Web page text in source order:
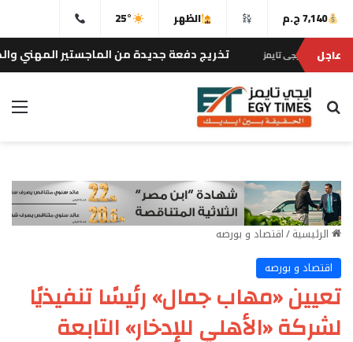
7,140 ج.م الظهر
25°
عاجل
تخريج دفعة جديدة من الماجستير المهني والدكتوراه
بحث عن
الرئيسية/اقتصاد و بورصه
اقتصاد و بورصه
تعيين «مهاب جمال» رئيسًا تنفيذيًا
لشركة «الأهلي للإدخار» التابعة